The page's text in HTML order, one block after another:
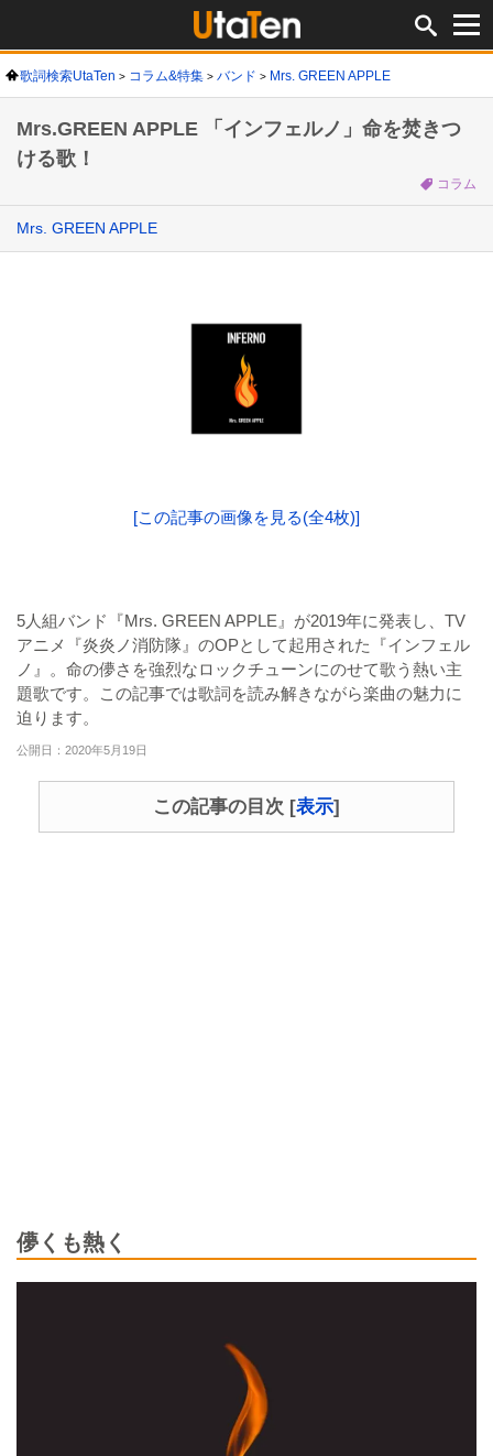
歌詞検索UtaTen コラム&特集 バンド Mrs. GREEN APPLE
Mrs.GREEN APPLE 「インフェルノ」命を焚きつ
ける歌！
コラム
Mrs. GREEN APPLE
[この記事の画像を見る(全4枚)]
5人組バンド『Mrs. GREEN APPLE』が2019年に発表し、TV
アニメ『炎炎ノ消防隊』のOPとして起用された『インフェル
ノ』。命の儚さを強烈なロックチューンにのせて歌う熱い主
題歌です。この記事では歌詞を読み解きながら楽曲の魅力に
迫ります。
公開日：2020年5月19日
この記事の目次 [表示]
儚くも熱く